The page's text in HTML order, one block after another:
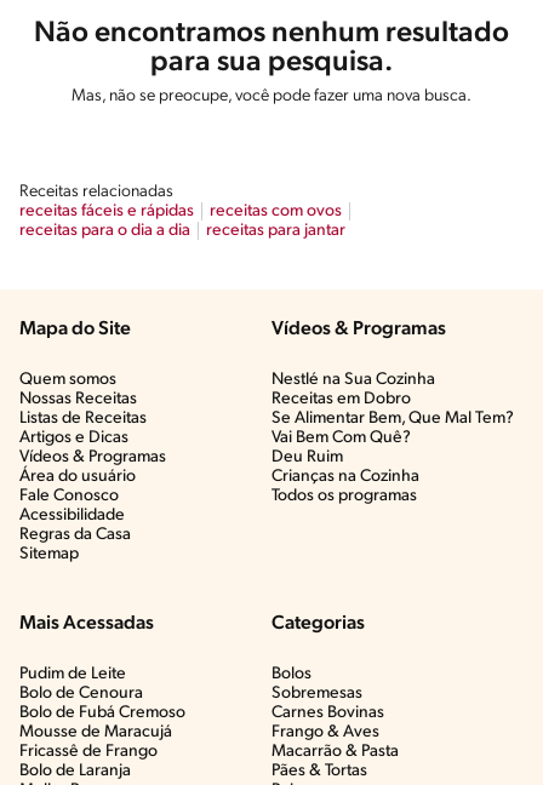
Não encontramos nenhum resultado
para sua pesquisa.
Mas, não se preocupe, você pode fazer uma nova busca.
Receitas relacionadas
receitas fáceis e rápidas
receitas com ovos
receitas para o dia a dia
receitas para jantar
Mapa do Site
Quem somos
Nossas Receitas
Listas de Receitas​
Artigos e Dicas​
Vídeos & Programas​
Área do usuário
Fale Conosco
Acessibilidade
Regras da Casa
Sitemap
Vídeos & Programas​
Nestlé na Sua Cozinha
Receitas em Dobro
Se Alimentar Bem, Que Mal Tem?​
Vai Bem Com Quê?​
Deu Ruim​
Crianças na Cozinha​
Todos os programas
Mais Acessadas
Pudim de Leite
Bolo de Cenoura
Bolo de Fubá Cremoso
Mousse de Maracujá
Fricassê de Frango
Bolo de Laranja
Categorias
Bolos
Sobremesas
Carnes Bovinas​
Frango & Aves​
Macarrão & Pasta​
Pães & Tortas​